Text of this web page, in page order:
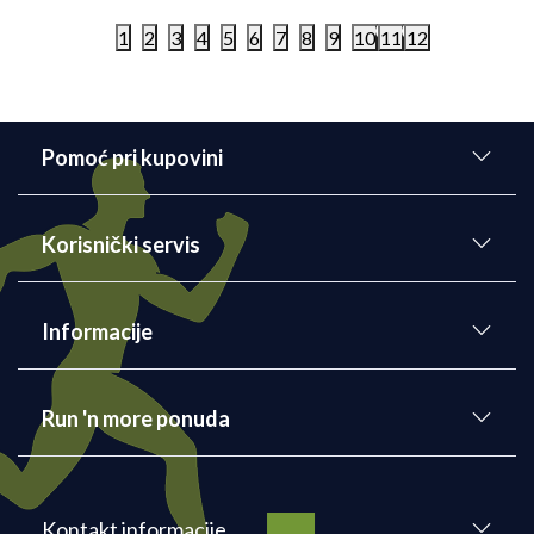
1 2 3 4 5 6 7 8 9 10 11 12
Pomoć pri kupovini
Korisnički servis
Informacije
Run 'n more ponuda